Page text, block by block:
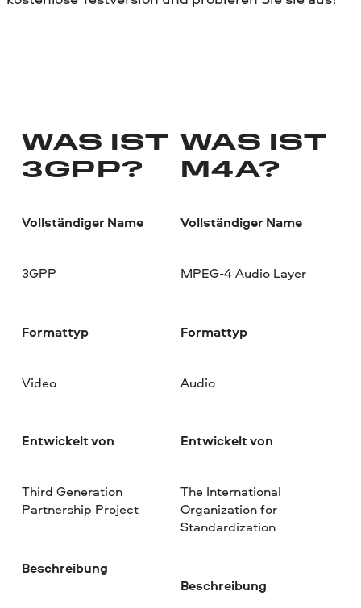
WAS IST
3GPP?
Vollständiger Name
3GPP
Formattyp
Video
Entwickelt von
Third Generation
Partnership Project
Beschreibung
WAS IST
M4A?
Vollständiger Name
MPEG-4 Audio Layer
Formattyp
Audio
Entwickelt von
The International
Organization for
Standardization
Beschreibung